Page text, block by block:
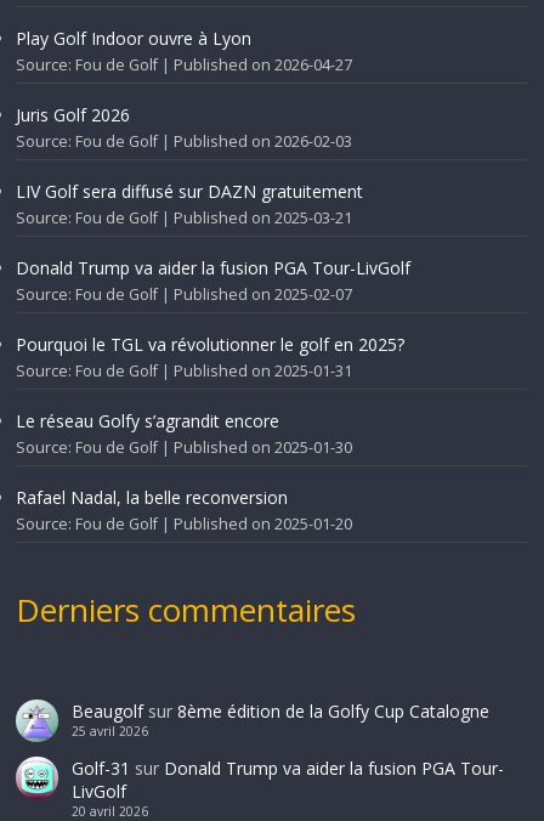
Play Golf Indoor ouvre à Lyon
Source: Fou de Golf Published on 2026-04-27
Juris Golf 2026
Source: Fou de Golf Published on 2026-02-03
LIV Golf sera diffusé sur DAZN gratuitement
Source: Fou de Golf Published on 2025-03-21
Donald Trump va aider la fusion PGA Tour-LivGolf
Source: Fou de Golf Published on 2025-02-07
Pourquoi le TGL va révolutionner le golf en 2025?
Source: Fou de Golf Published on 2025-01-31
Le réseau Golfy s’agrandit encore
Source: Fou de Golf Published on 2025-01-30
Rafael Nadal, la belle reconversion
Source: Fou de Golf Published on 2025-01-20
Derniers commentaires
Beaugolfsur 8ème édition de la Golfy Cup Catalogne
25 avril 2026
Golf-31 sur Donald Trump va aider la fusion PGA Tour-
LivGolf
20 avril 2026